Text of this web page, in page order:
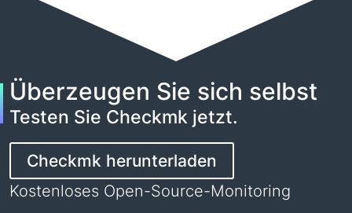
Überzeugen Sie sich selbst
Testen Sie Checkmk jetzt.
Checkmk herunterladen
Kostenloses Open-Source-Monitoring